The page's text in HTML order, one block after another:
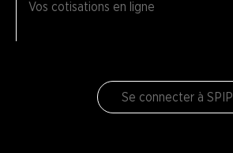
Vos cotisations en ligne
Se connecter à SPIP